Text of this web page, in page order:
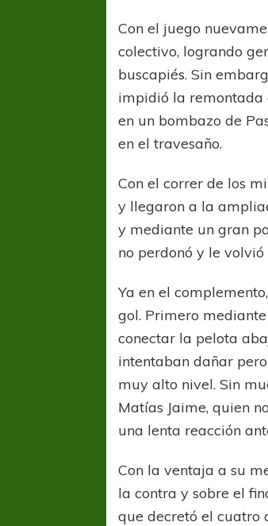
Con el juego
colectivo, logrando
buscapiés. Sin
impidió la remontada
en un bombazo de
en el travesaño.
Con el correr de los
y llegaron a la
y mediante un gran
no perdonó y le
Ya en el
gol. Primero
conectar la pelota
intentaban dañar
muy alto nivel. Sin
Matías Jaime, quien
una lenta reacción
Con la ventaja a su
la contra y sobre el
que decretó el cuatro